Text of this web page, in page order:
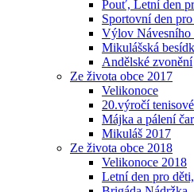
Pouť, Letní den
Sportovní den
Výlov Návesního
Mikulášská
Andělské zvonění
Ze života obce 2017
Velikonoce
20.výročí
Májka a pálení
Mikuláš 2017
Ze života obce 2018
Velikonoce 2018
Letní den pro